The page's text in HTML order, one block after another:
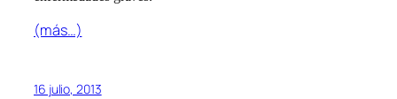
(más…)
16 julio, 2013